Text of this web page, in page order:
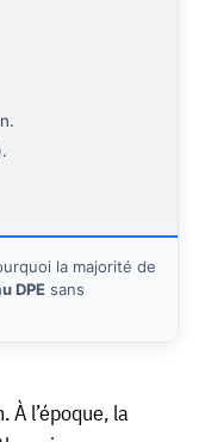
la majorité de
DPE sans
l’époque, la